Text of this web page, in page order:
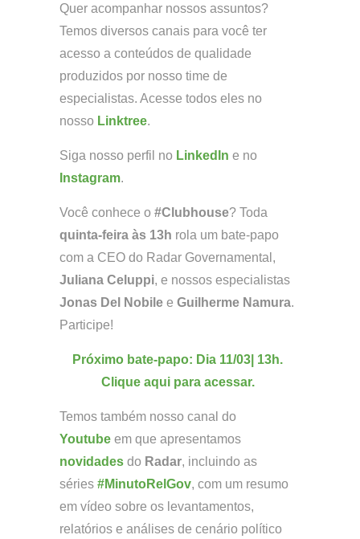
Quer acompanhar nossos assuntos?
Temos diversos canais para você ter
acesso a conteúdos de qualidade
produzidos por nosso time de
especialistas. Acesse todos eles no
nosso Linktree.
Siga nosso perfil no LinkedIn e no
Instagram.
Você conhece o #Clubhouse? Toda
quinta-feira às 13h rola um bate-papo
com a CEO do Radar Governamental,
Juliana Celuppi, e nossos especialistas
Jonas Del Nobile e Guilherme Namura.
Participe!
Próximo bate-papo: Dia 11/03| 13h.
Clique aqui para acessar.
Temos também nosso canal do
Youtube em que apresentamos
novidades do Radar, incluindo as
séries #MinutoRelGov, com um resumo
em vídeo sobre os levantamentos,
relatórios e análises de cenário político